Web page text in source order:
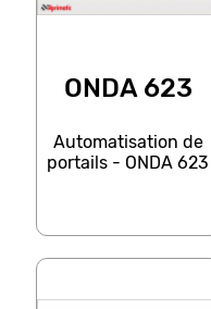
ONDA 623
Automatisation de
portails - ONDA 623